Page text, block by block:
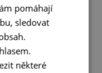
pečivo, poctivá
…
GERMAN
pomáhají
sledovat
některé